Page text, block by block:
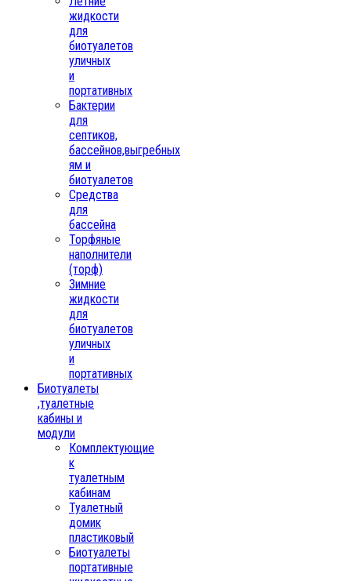
жидкости
для
биотуалетов
уличных
и
портативных
Бактерии
для
септиков,
бассейнов,выгребных
ям и
биотуалетов
Средства
для
бассейна
Торфяные
наполнители
(торф)
Зимние
жидкости
для
биотуалетов
уличных
и
портативных
Биотуалеты
,туалетные
кабины и
модули
Комплектующие
к
туалетным
кабинам
Туалетный
домик
пластиковый
Биотуалеты
портативные